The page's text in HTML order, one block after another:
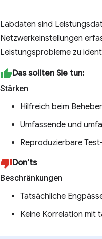
Labdaten sind
Netzwerkeinstellungen
Leistungsprobleme zu
Das sollten Sie tun:
Stärken
Hilfreich beim
Umfassende und
Reproduzierbare
Don'ts
Beschränkungen
Tatsächliche
Keine Korrelation mit